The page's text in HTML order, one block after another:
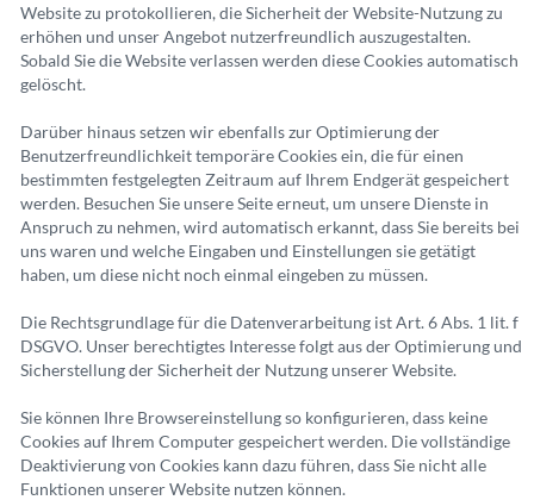
Website zu protokollieren, die Sicherheit der Website-Nutzung zu
erhöhen und unser Angebot nutzerfreundlich auszugestalten.
Sobald Sie die Website verlassen werden diese Cookies automatisch
gelöscht.
Darüber hinaus setzen wir ebenfalls zur Optimierung der
Benutzerfreundlichkeit temporäre Cookies ein, die für einen
bestimmten festgelegten Zeitraum auf Ihrem Endgerät gespeichert
werden. Besuchen Sie unsere Seite erneut, um unsere Dienste in
Anspruch zu nehmen, wird automatisch erkannt, dass Sie bereits bei
uns waren und welche Eingaben und Einstellungen sie getätigt
haben, um diese nicht noch einmal eingeben zu müssen.
Die Rechtsgrundlage für die Datenverarbeitung ist Art. 6 Abs. 1 lit. f
DSGVO. Unser berechtigtes Interesse folgt aus der Optimierung und
Sicherstellung der Sicherheit der Nutzung unserer Website.
Sie können Ihre Browsereinstellung so konfigurieren, dass keine
Cookies auf Ihrem Computer gespeichert werden. Die vollständige
Deaktivierung von Cookies kann dazu führen, dass Sie nicht alle
Funktionen unserer Website nutzen können.